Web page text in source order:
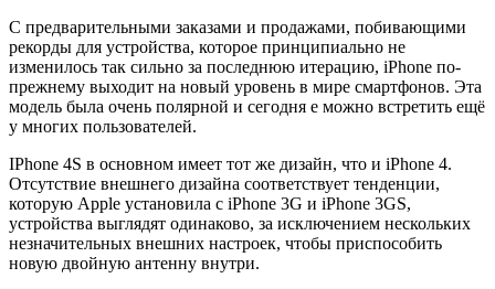
С предварительными заказами и продажами, побивающими
рекорды для устройства, которое принципиально не
изменилось так сильно за последнюю итерацию, iPhone по-
прежнему выходит на новый уровень в мире смартфонов. Эта
модель была очень полярной и сегодня е можно встретить ещё
у многих пользователей.
IPhone 4S в основном имеет тот же дизайн, что и iPhone 4.
Отсутствие внешнего дизайна соответствует тенденции,
которую Apple установила с iPhone 3G и iPhone 3GS,
устройства выглядят одинаково, за исключением нескольких
незначительных внешних настроек, чтобы приспособить
новую двойную антенну внутри.